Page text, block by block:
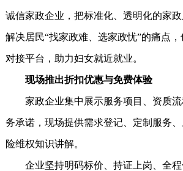
诚信家政企业，把标准化、透明化的家
解决居民“找家政难、选家政忧”的痛点
对接平台，助力妇女就近就业。
现场推出折扣优惠与免费体验
家政企业集中展示服务项目、资质流
务承诺，现场提供需求登记、定制服务
险维权知识讲解。
企业坚持明码标价、持证上岗、全程